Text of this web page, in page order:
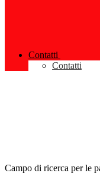
Contatti
Contatti
Campo di ricerca per le